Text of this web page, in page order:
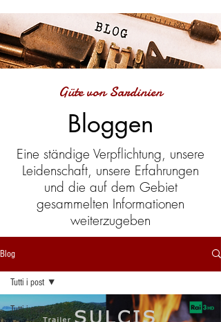
Güte von Sardinien
Bloggen
Eine ständige Verpflichtung, unsere
Leidenschaft, unsere Erfahrungen
und die auf dem Gebiet
gesammelten Informationen
weiterzugeben
Blog
Tutti i post
Tutti i post